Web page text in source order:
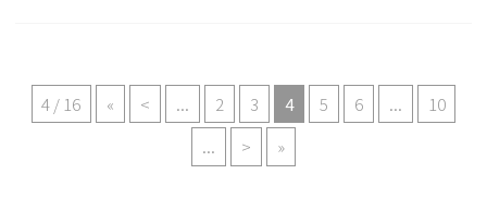
4 / 16 « < ... 2 3 4 5 6 ...
10
...
> »